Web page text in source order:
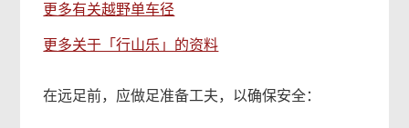
更多有关越野单车径
更多关于「行山乐」的资料
在远足前，应做足准备工夫，以确保安全：